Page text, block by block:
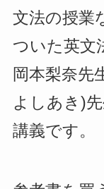
文法の授業
ついた英文
岡本梨奈先
よしあき)
講義です。